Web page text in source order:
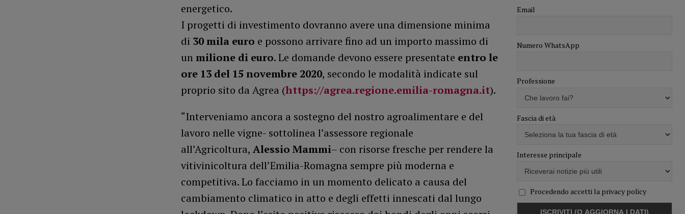
energetico.
I progetti di investimento dovranno avere una dimensione minima
di 30 mila euro e possono arrivare fino ad un importo massimo di
unmilione di euro. Le domande devono essere presentate entro le
ore 13 del 15 novembre 2020, secondo le modalità indicate sul
proprio sito da Agrea (https://agrea.regione.emilia-romagna.it).
“Interveniamo ancora a sostegno del nostro agroalimentare e del
lavoro nelle vigne- sottolinea l’assessore regionale
all’Agricoltura, Alessio Mammi– con risorse fresche per rendere la
vitivinicoltura dell’Emilia-Romagna sempre più moderna e
competitiva. Lo facciamo in un momento delicato a causa del
cambiamento climatico in atto e degli effetti innescati dal lungo
Email
Numero WhatsApp
Professione
Fascia di età
Interesse principale
Procedendo accetti la privacy policy